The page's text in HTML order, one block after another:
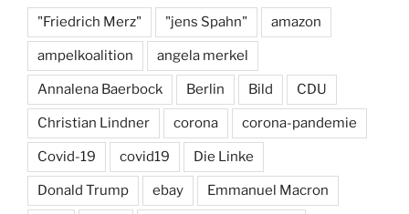
k
"Friedrich Merz" "jens Spahn" amazon
ampelkoalition angela merkel
Annalena Baerbock Berlin Bild CDU
Christian Lindner corona corona-pandemie
Covid-19 covid19 Die Linke
Donald Trump ebay Emmanuel Macron